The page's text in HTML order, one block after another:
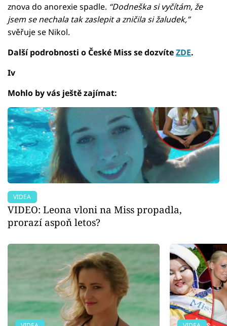
znova do anorexie spadle. “Dodneška si vyčítám, že
jsem se nechala tak zaslepit a zničila si žaludek,”
svěřuje se Nikol.
Další podrobnosti o České Miss se dozvíteZDE.
Iv
Mohlo by vás ještě zajímat:
VIDEA
VIDEO: Leona vloni na Miss propadla,
prorazí aspoň letos?